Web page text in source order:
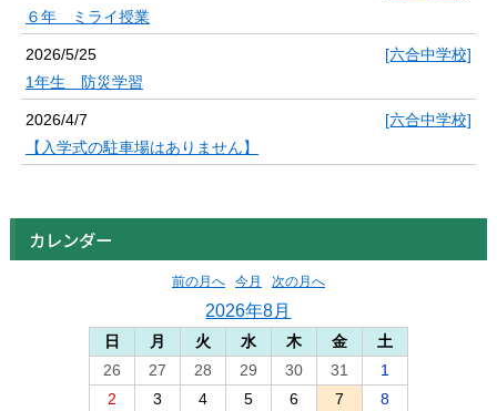
６年 ミライ授業
2026/5/25
[六合中学校]
1年生 防災学習
2026/4/7
[六合中学校]
【入学式の駐車場はありません】
カレンダー
前の月へ 今月 次の月へ
2026年8月
日 月 火 水 木 金
土
26
27 28 29 30 31
1
2
3 4 5 6 7 8